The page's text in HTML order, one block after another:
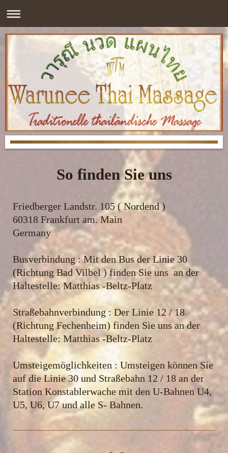
So finden Sie uns
Friedberger Landstr. 105 ( Nordend )
60318 Frankfurt am. Main
Germany
Busverbindung : Mit den Bus der Linie 30
(Richtung Bad Vilbel ) finden Sie uns an der
Haltestelle: Matthias -Beltz-Platz
Straßebahnverbindung : Der Linie 12 / 18
(Richtung Fechenheim) finden Sie uns an der
Haltestelle: Matthias -Beltz-Platz
Umsteigemöglichkeiten : Umsteigen können Sie
auf die Linie 30 und Straßebahn 12 / 18 an der
Station Konstablerwache mit den U-Bahnen U4,
U5, U6, U7 und alle S- Bahnen.